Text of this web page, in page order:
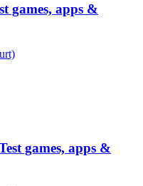
games, apps &
games, apps &